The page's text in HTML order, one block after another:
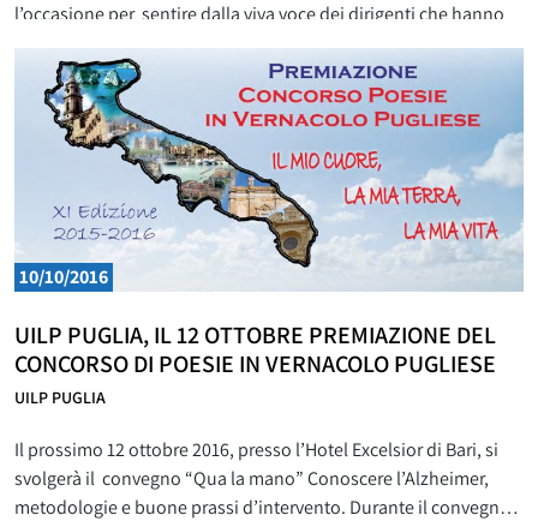
l’occasione per sentire dalla viva voce dei dirigenti che hanno
partecipato al tavolo di confronto con il Governo le misure sulle
pensioni contenute nel verbale d’intesa sottoscritto lo scorso
28 settembre. All’incontro sarà presente anche
10/10/2016
UILP PUGLIA, IL 12 OTTOBRE PREMIAZIONE DEL
CONCORSO DI POESIE IN VERNACOLO PUGLIESE
UILP PUGLIA
Il prossimo 12 ottobre 2016, presso l’Hotel Excelsior di Bari, si
svolgerà il convegno “Qua la mano” Conoscere l’Alzheimer,
metodologie e buone prassi d’intervento. Durante il convegno,